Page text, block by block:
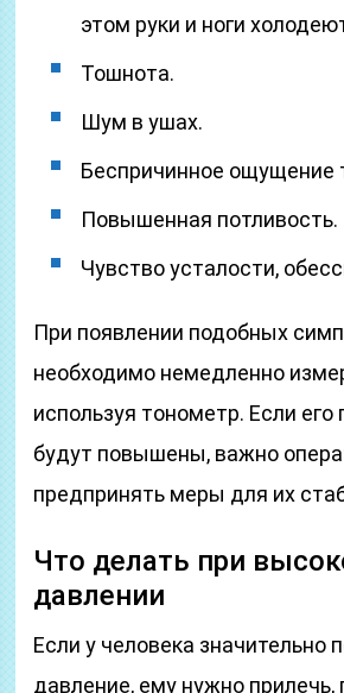
этом руки и ноги
Тошнота.
Шум в ушах.
Беспричинное ощущение
Повышенная потливость.
Чувство усталости,
При появлении подобных
необходимо немедленно
используя тонометр. Если
будут повышены, важно
предпринять меры для их
Что делать при
давлении
Если у человека значительно
давление, ему нужно прилечь,